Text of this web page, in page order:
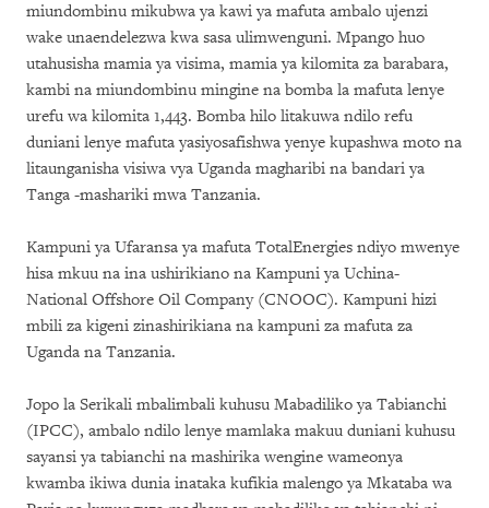
miundombinu mikubwa ya kawi ya mafuta ambalo ujenzi
wake unaendelezwa kwa sasa ulimwenguni. Mpango huo
utahusisha mamia ya visima, mamia ya kilomita za barabara,
kambi na miundombinu mingine na bomba la mafuta lenye
urefu wa kilomita 1,443. Bomba hilo litakuwa ndilo refu
duniani lenye mafuta yasiyosafishwa yenye kupashwa moto na
litaunganisha visiwa vya Uganda magharibi na bandari ya
Tanga -mashariki mwa Tanzania.
Kampuni ya Ufaransa ya mafuta TotalEnergies ndiyo mwenye
hisa mkuu na ina ushirikiano na Kampuni ya Uchina-
National Offshore Oil Company (CNOOC). Kampuni hizi
mbili za kigeni zinashirikiana na kampuni za mafuta za
Uganda na Tanzania.
Jopo la Serikali mbalimbali kuhusu Mabadiliko ya Tabianchi
(IPCC), ambalo ndilo lenye mamlaka makuu duniani kuhusu
sayansi ya tabianchi na mashirika wengine wameonya
kwamba ikiwa dunia inataka kufikia malengo ya Mkataba wa